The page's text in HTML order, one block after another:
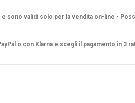
sono validi solo per la vendita on-line -
o con Klarna e scegli il pagamento in 3